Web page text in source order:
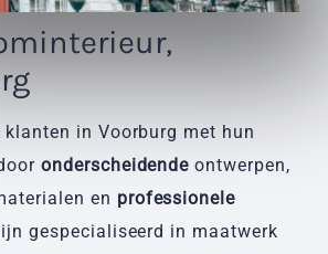
klanten in Voorburg met hun
onderscheidende ontwerpen,
en professionele
gespecialiseerd in maatwerk